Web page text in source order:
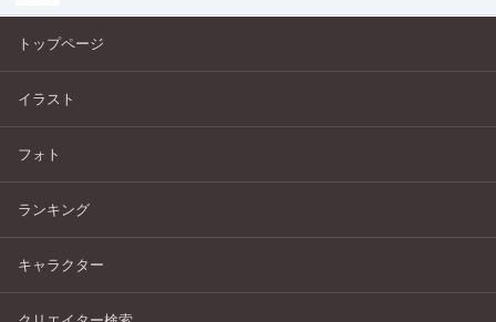
トップページ
イラスト
フォト
ランキング
キャラクター